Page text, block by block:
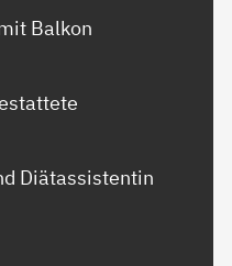
Balkon
Diätassistentin